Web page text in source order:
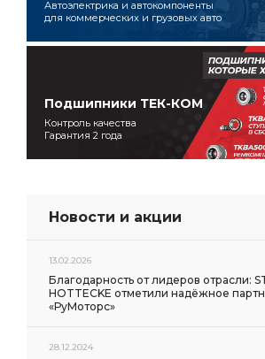
Автоэлектрика и автокомпоненты
для коммерческих и грузовых авто
Подшипники ТЕК-КОМ
Контроль качества
Гарантия 2 года
Новости и акции
13.02.2026
Благодарность от лидеров отрасли:
HOTTECKE отметили надёжное
«РуМоторс»
28.12.2024